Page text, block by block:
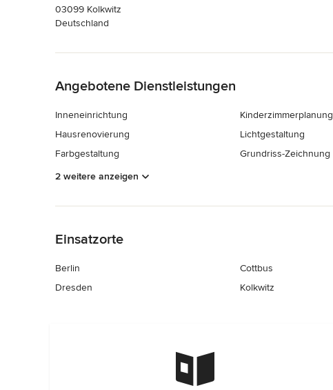
03099 Kolkwitz
Deutschland
Angebotene Dienstleistungen
Inneneinrichtung
Hausrenovierung
Farbgestaltung
Kinderzimmerplanung
Lichtgestaltung
Grundriss-Zeichnung
2 weitere anzeigen
Einsatzorte
Berlin
Dresden
Cottbus
Kolkwitz